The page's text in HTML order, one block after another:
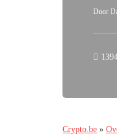
Door
Crypto.be »